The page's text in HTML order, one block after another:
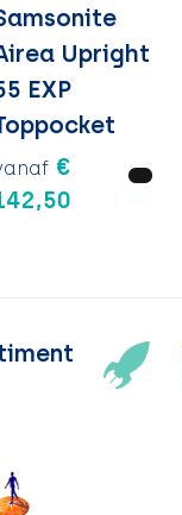
Upright
EXP
€